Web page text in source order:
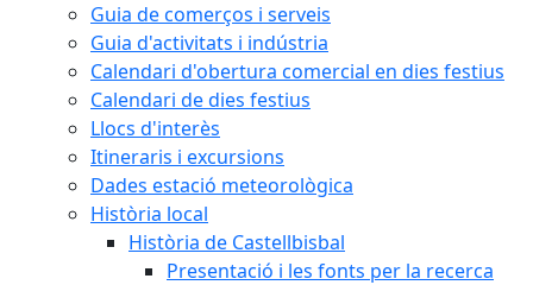
Guia de comerços i serveis
Guia d'activitats i indústria
Calendari d'obertura comercial en dies festius
Calendari de dies festius
Llocs d'interès
Itineraris i excursions
Dades estació meteorològica
Història local
Història de Castellbisbal
Presentació i les fonts per la recerca